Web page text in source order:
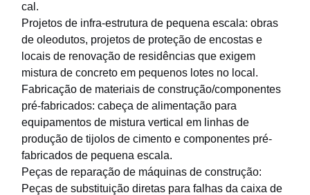
Casa Produtos Vídeos
Quem
Somos
Fábrica
Controle De
Qualidade
Conosco
cal.
Projetos de infra-estrutura de pequena escala: obras
de oleodutos, projetos de proteção de encostas e
locais de renovação de residências que exigem
mistura de concreto em pequenos lotes no local.
Fabricação de materiais de construção/componentes
pré-fabricados: cabeça de alimentação para
equipamentos de mistura vertical em linhas de
produção de tijolos de cimento e componentes pré-
fabricados de pequena escala.
Peças de reparação de máquinas de construção:
Peças de substituição diretas para falhas da caixa de